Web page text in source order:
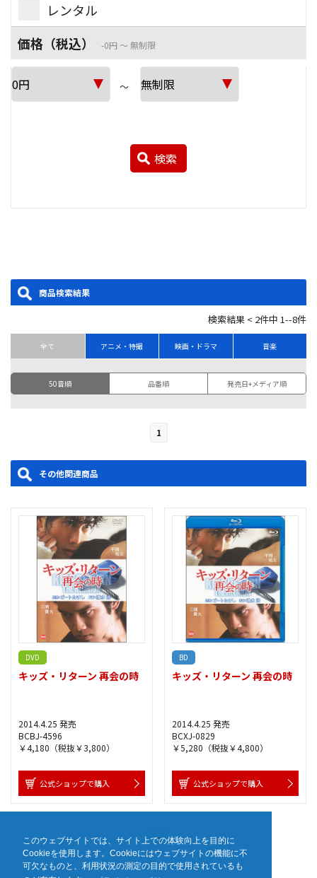
このウェブサイトでは、サイト上での体験向上を目的に
Cookieを使用します。Cookieにはウェブサイトの機能に不
可欠なものと、利用状況の測定の目的で使用されているも
レンタル
価格（税込）
0円 ～ 無制限
～
検索
商品検索結果
検索結果 < 2件中 1--8件
全て アニメ・特撮 映画・ドラマ 音楽
50音順 品番順 発売日+メディア順
1
その他関連商品
DVD
キッズ・リターン 再会の時
2014.4.25 発売
BCBJ-4596
￥4,180（税抜￥3,800）
公式ショップで購入
BD
キッズ・リターン 再会の時
2014.4.25 発売
BCXJ-0829
￥5,280（税抜￥4,800）
公式ショップで購入
1